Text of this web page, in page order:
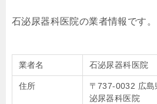
石泌尿器科医院の業者情報です。
業者名 石泌尿器科医院
住所
〒737-0032 広島
泌尿器科医院